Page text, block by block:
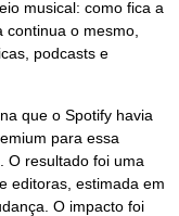
musical: como fica a
o mesmo,
podcasts e
que o Spotify havia
para essa
O resultado foi uma
editoras, estimada em
O impacto foi